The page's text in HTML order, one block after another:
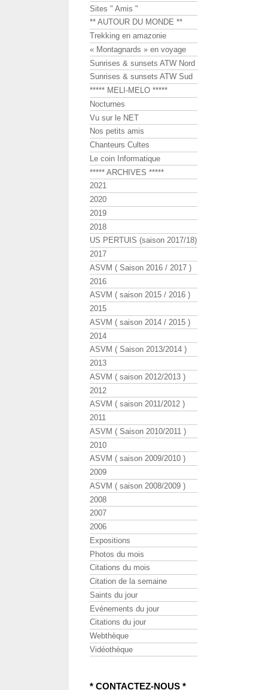
Sites " Amis "
** AUTOUR DU MONDE **
Trekking en amazonie
« Montagnards » en voyage
Sunrises & sunsets ATW Nord
Sunrises & sunsets ATW Sud
***** MELI-MELO *****
Nocturnes
Vu sur le NET
Nos petits amis
Chanteurs Cultes
Le coin Informatique
***** ARCHIVES *****
2021
2020
2019
2018
US PERTUIS (saison 2017/18)
2017
ASVM ( Saison 2016 / 2017 )
2016
ASVM ( saison 2015 / 2016 )
2015
ASVM ( saison 2014 / 2015 )
2014
ASVM ( Saison 2013/2014 )
2013
ASVM ( saison 2012/2013 )
2012
ASVM ( saison 2011/2012 )
2011
ASVM ( Saison 2010/2011 )
2010
ASVM ( saison 2009/2010 )
2009
ASVM ( saison 2008/2009 )
2008
2007
2006
Expositions
Photos du mois
Citations du mois
Citation de la semaine
Saints du jour
Evénements du jour
Citations du jour
Webthèque
Vidéothèque
* CONTACTEZ-NOUS *